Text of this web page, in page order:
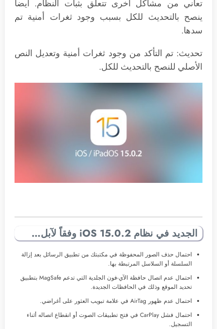
تعاني من مشاكل أخرى تتعلق بثبات النظام. أيضاً
ينصح بالتحديث للكل بسبب وجود ثغرات أمنية تم
سدها.
تحديث: تم التأكد من وجود ثغرات أمنية وتعديل النص
الأصلي للنصح بالتحديث للكل.
الجديد في نظام iOS 15.0.2 وفقاً لآبل…
احتمال حذف الصور المحفوظة في مكتبتك من تطبيق الرسائل بعد إزالة
السلسلة أو السلاسل المرتبطة بها.
احتمال عدم اتصال حافظة الآي-فون الجلدية التي تدعم MagSafe بتطبيق
تحديد الموقع وذلك في الحافظات الجديدة.
احتمال عدم ظهور AirTag في علامة تبويب العثور على أغراضي.
احتمال فشل CarPlay في فتح تطبيقات الصوت أو انقطاع اتصاله أثناء
التسجيل.